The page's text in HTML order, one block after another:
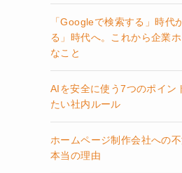
「Googleで検索する」時代
る」時代へ。これから企業
なこと
AIを安全に使う7つのポイン
たい社内ルール
ホームページ制作会社への
本当の理由